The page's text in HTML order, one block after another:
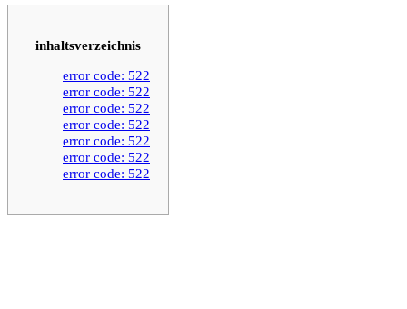
inhaltsverzeichnis
error code: 522
error code: 522
error code: 522
error code: 522
error code: 522
error code: 522
error code: 522